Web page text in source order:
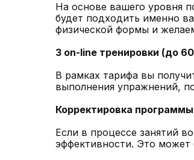
На основе вашего уровня
будет подходить именно
физической формы и
3 on-line тренировки (до
В рамках тарифа вы
выполнения упражнений,
Корректировка
Если в процессе занятий
эффективности. Это